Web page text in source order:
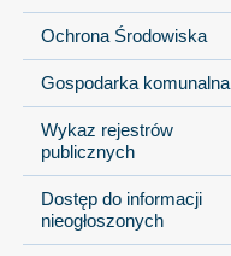
Ochrona Środowiska
Gospodarka komunalna
Wykaz rejestrów
publicznych
Dostęp do informacji
nieogłoszonych